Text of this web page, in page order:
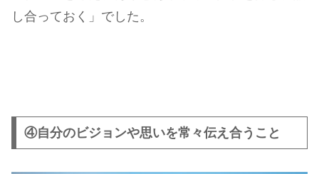
し合っておく」でした。
④自分のビジョンや思いを常々伝え合うこと